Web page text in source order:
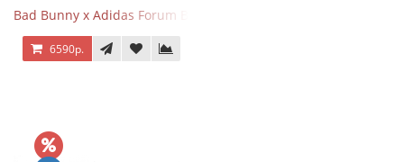
Bad Bunny x Adidas Forum Buckle Low Mint Blue
6590р.